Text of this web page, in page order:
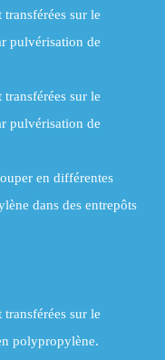
sur le
pulvérisation de
sur le
pulvérisation de
en différentes
dans des entrepôts
sur le
polypropylène.